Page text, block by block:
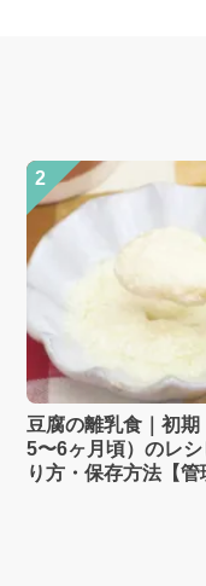
2
豆腐の離乳食｜初期
5〜6ヶ月頃）のレ
り方・保存方法【管